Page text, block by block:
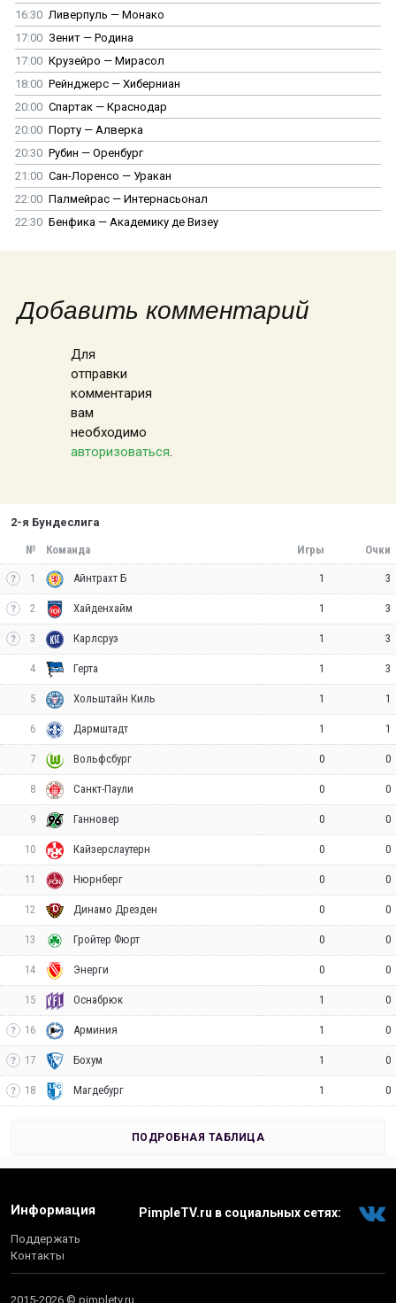
16:30 Ливерпуль — Монако
17:00 Зенит — Родина
17:00 Крузейро — Мирасол
18:00 Рейнджерс — Хиберниан
20:00 Спартак — Краснодар
20:00 Порту — Алверка
20:30 Рубин — Оренбург
21:00 Сан-Лоренсо — Уракан
22:00 Палмейрас — Интернасьонал
22:30 Бенфика — Академику де Визеу
Добавить комментарий
Для
отправки
комментария
вам
необходимо
авторизоваться.
2-я Бундеслига
№ Команда Игры Очки
1 Айнтрахт Б 1 3
2 Хайденхайм 1 3
3 Карлсруэ 1 3
4 Герта 1 3
5 Хольштайн Киль 1 1
6 Дармштадт 1 1
7 Вольфсбург 0 0
8 Санкт-Паули 0 0
9 Ганновер 0 0
10 Кайзерслаутерн 0 0
11 Нюрнберг 0 0
12 Динамо Дрезден 0 0
13 Гройтер Фюрт 0 0
14 Энерги 0 0
15 Оснабрюк 1 0
16 Арминия 1 0
17 Бохум 1 0
18 Магдебург 1 0
ПОДРОБНАЯ ТАБЛИЦА
Информация
Поддержать
Контакты
PimpleTV.ru в социальных сетях:
2015-2026 © pimpletv.ru